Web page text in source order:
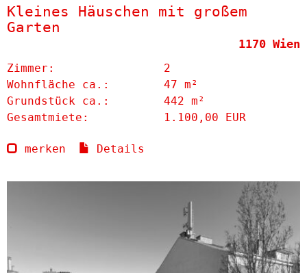
Kleines Häuschen mit großem
Garten
1170 Wien
Zimmer:
2
Wohnfläche ca.:
47 m²
Grund­stück ca.:
442 m²
Gesamtmiete:
1.100,00 EUR
merken Details